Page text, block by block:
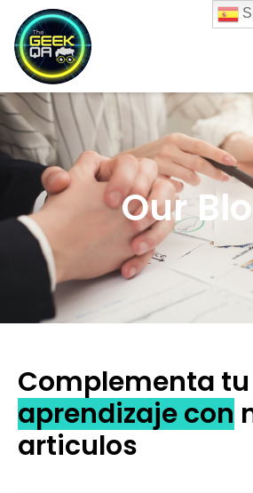
Our
Complementa tu
aprendizaje con
articulos